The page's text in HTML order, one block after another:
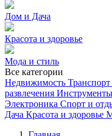
Дом и Дача
Красота и здоровье
Мода и стиль
Все категории
Недвижимость Транспорт
развлечения Инструменты
Электроника Спорт и
Дача Красота и здоровье